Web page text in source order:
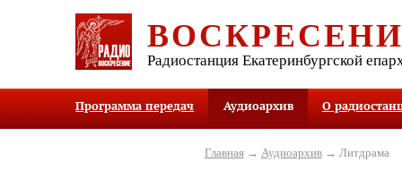
Радиостанция Екатеринбургской
Программа передач Аудиоархив О
Главная→ Аудиоархив→ Литдрама